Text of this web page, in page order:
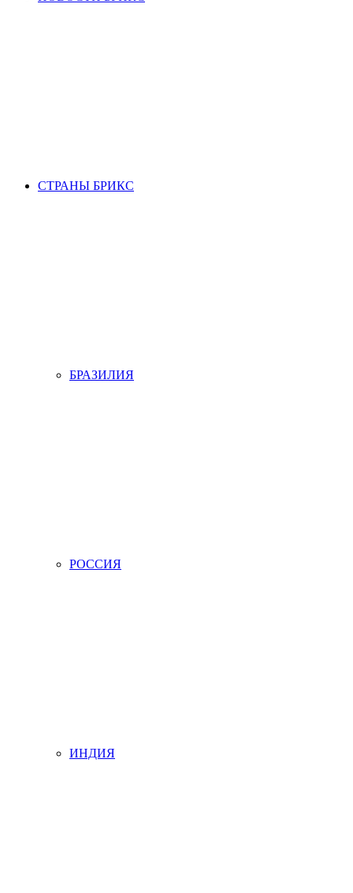
СТРАНЫ БРИКС
БРАЗИЛИЯ
РОССИЯ
ИНДИЯ